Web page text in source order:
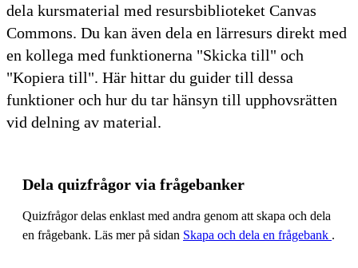
dela kursmaterial med resursbiblioteket Canvas
Commons. Du kan även dela en lärresurs direkt med
en kollega med funktionerna "Skicka till" och
"Kopiera till". Här hittar du guider till dessa
funktioner och hur du tar hänsyn till upphovsrätten
vid delning av material.
Dela quizfrågor via frågebanker
Quizfrågor delas enklast med andra genom att skapa och dela
en frågebank. Läs mer på sidan Skapa och dela en frågebank .